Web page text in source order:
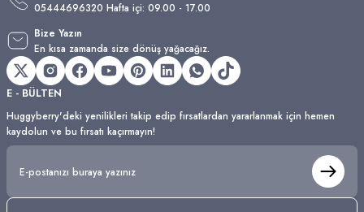
05444696320 Hafta içi: 09.00 - 17.00
Bize Yazın
En kısa zamanda size dönüş yağacağız.
E - BÜLTEN
Huggyberry'deki yenilikleri takip edip fırsatlardan yararlanmak için hemen
kaydolun ve bu fırsatı kaçırmayın!